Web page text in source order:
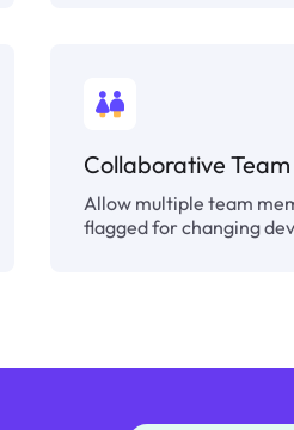
Collaborative
Allow multiple team
flagged for changing